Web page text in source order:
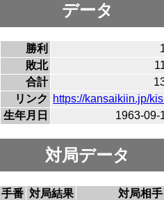
データ
勝利
敗北
合計
リンク
https://kansaikiin.jp/
生年月日
1963-09-
対局データ
手番 対局結果 対局相手